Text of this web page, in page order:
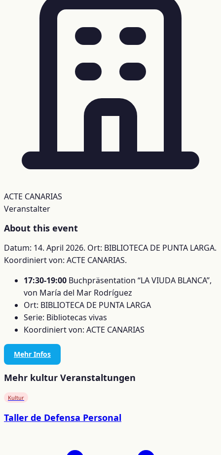
ACTE CANARIAS
Veranstalter
About this event
Datum: 14. April 2026. Ort: BIBLIOTECA DE PUNTA LARGA.
Koordiniert von: ACTE CANARIAS.
17:30-19:00 Buchpräsentation “LA VIUDA BLANCA”,
von María del Mar Rodríguez
Ort: BIBLIOTECA DE PUNTA LARGA
Serie: Bibliotecas vivas
Koordiniert von: ACTE CANARIAS
Mehr Infos
Mehr kultur Veranstaltungen
Kultur
Taller de Defensa Personal